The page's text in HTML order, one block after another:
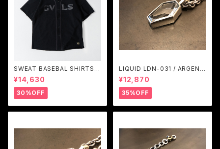
SWEAT BASEBAL SHIRTS
(BLACK) / GAVIAL
¥14,630
30%OFF
LIQUID LDN-031 / ARGENT
GLEAM
¥12,870
35%OFF